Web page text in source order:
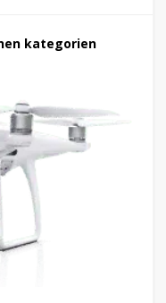
kategorien